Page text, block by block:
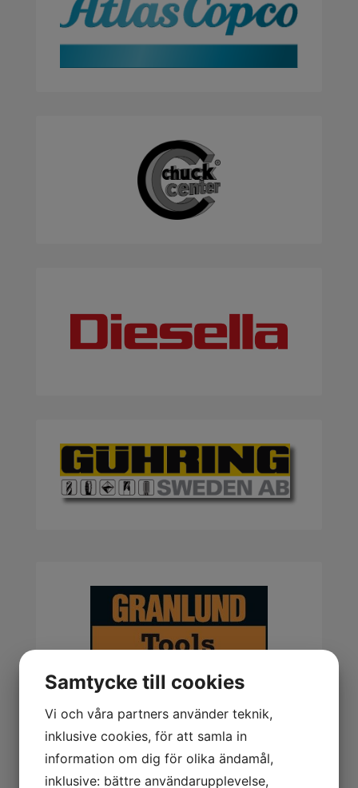
Samtycke till cookies
Vi och våra partners använder teknik,
inklusive cookies, för att samla in
information om dig för olika ändamål,
inklusive: bättre användarupplevelse,